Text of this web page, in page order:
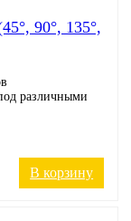
90°, 135°,
различными
В корзину